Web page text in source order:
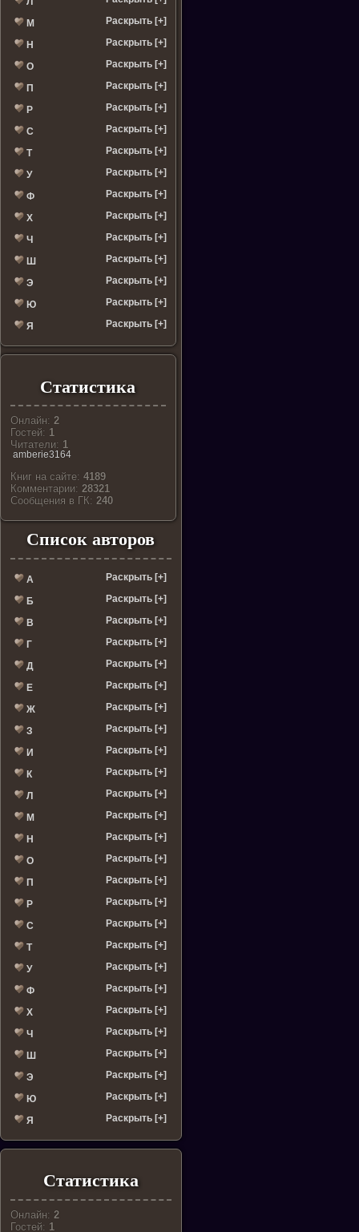
М Раскрыть [+]
Н Раскрыть [+]
О Раскрыть [+]
П Раскрыть [+]
Р Раскрыть [+]
С Раскрыть [+]
Т Раскрыть [+]
У Раскрыть [+]
Ф Раскрыть [+]
Х Раскрыть [+]
Ч Раскрыть [+]
Ш Раскрыть [+]
Э Раскрыть [+]
Ю Раскрыть [+]
Я Раскрыть [+]
Статистика
Онлайн:2
Гостей: 1
Читатели: 1
amberie3164
Книг на сайте:4189
Комментарии:28321
Cообщения в ГК:240
Список авторов
А Раскрыть [+]
Б Раскрыть [+]
В Раскрыть [+]
Г Раскрыть [+]
Д Раскрыть [+]
Е Раскрыть [+]
Ж Раскрыть [+]
З Раскрыть [+]
И Раскрыть [+]
К Раскрыть [+]
Л Раскрыть [+]
М Раскрыть [+]
Н Раскрыть [+]
О Раскрыть [+]
П Раскрыть [+]
Р Раскрыть [+]
С Раскрыть [+]
Т Раскрыть [+]
У Раскрыть [+]
Ф Раскрыть [+]
Х Раскрыть [+]
Ч Раскрыть [+]
Ш Раскрыть [+]
Э Раскрыть [+]
Ю Раскрыть [+]
Я Раскрыть [+]
Статистика
Онлайн:2
Гостей: 1